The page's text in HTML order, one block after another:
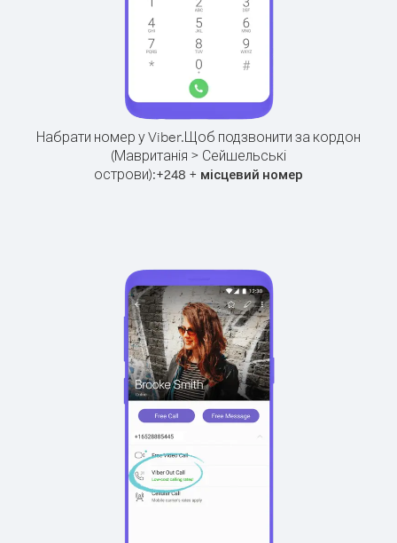
Набрати номер у Viber.Щоб подзвонити за кордон
(Мавританія > Сейшельські
острови):+248 + місцевий номер